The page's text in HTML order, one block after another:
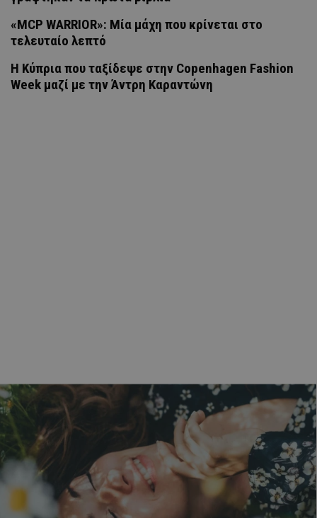
«MCP WARRIOR»: Μία μάχη που κρίνεται στο
τελευταίο λεπτό
Η Κύπρια που ταξίδεψε στην Copenhagen Fashion
Week μαζί με την Άντρη Καραντώνη